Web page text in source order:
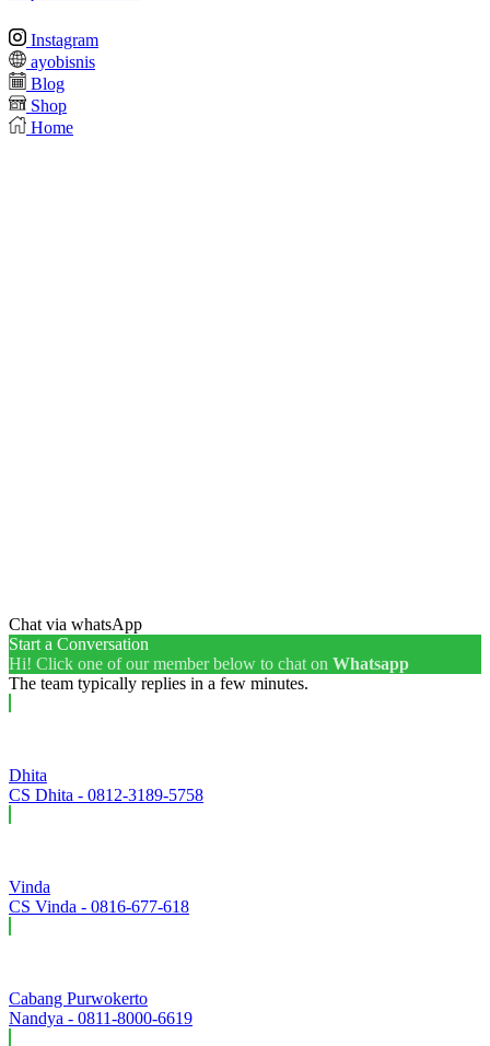
Instagram
ayobisnis
Blog
Shop
Home
Chat via whatsApp
Start a Conversation
Hi! Click one of our member below to chat on Whatsapp
The team typically replies in a few minutes.
Dhita
CS Dhita - 0812-3189-5758
Vinda
CS Vinda - 0816-677-618
Cabang Purwokerto
Nandya - 0811-8000-6619